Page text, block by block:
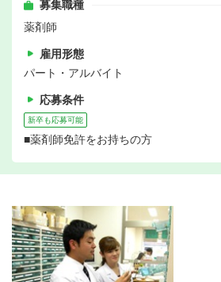
募集職種
薬剤師
雇用形態
パート・アルバイト
応募条件
新卒も応募可能
■薬剤師免許をお持ちの方